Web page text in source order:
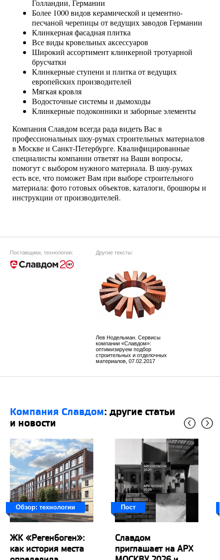
Голландии, Германии
Более 1000 видов керамической и цементно-
песчаной черепицы от ведущих заводов Германии
Клинкерная фасадная плитка
Все виды кровельных аксессуаров
Широкий ассортимент клинкерной тротуарной
брусчатки
Клинкерные ступени и плитка от ведущих
европейских производителей
Мягкая кровля
Водосточные системы и дымоходы
Клинкерные подоконники и заборные элементы
Компания Славдом всегда рада видеть Вас в
профессиональных шоу-румах строительных материалов
в Москве и Санкт-Петербурге. Квалифицированные
специалисты компании ответят на Ваши вопросы,
помогут с выбором нужного материала. В шоу-румах
есть все, что поможет Вам при выборе строительного
материала: фото готовых объектов, каталоги, брошюры и
инструкции от производителей.
Поставщики, технологии: Другие тексты:
Лев Нодельман. Сервисы
компании «Славдом»:
оптимизируем подбор
строительных и отделочных
материалов, 07.02.2017
Компания Славдом: другие статьи
и новости
Обзор: технологии
ЖК «Регенбоген»:
как история места
Пост
Славдом
приглашает на АРХ